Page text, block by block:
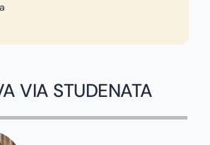
VIA STUDENATA